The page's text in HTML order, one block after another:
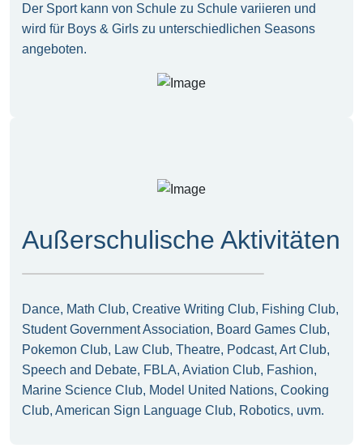
Der Sport kann von Schule zu Schule variieren und
wird für Boys & Girls zu unterschiedlichen Seasons
angeboten.
Außerschulische Aktivitäten
Dance, Math Club, Creative Writing Club, Fishing Club,
Student Government Association, Board Games Club,
Pokemon Club, Law Club, Theatre, Podcast, Art Club,
Speech and Debate, FBLA, Aviation Club, Fashion,
Marine Science Club, Model United Nations, Cooking
Club, American Sign Language Club, Robotics, uvm.